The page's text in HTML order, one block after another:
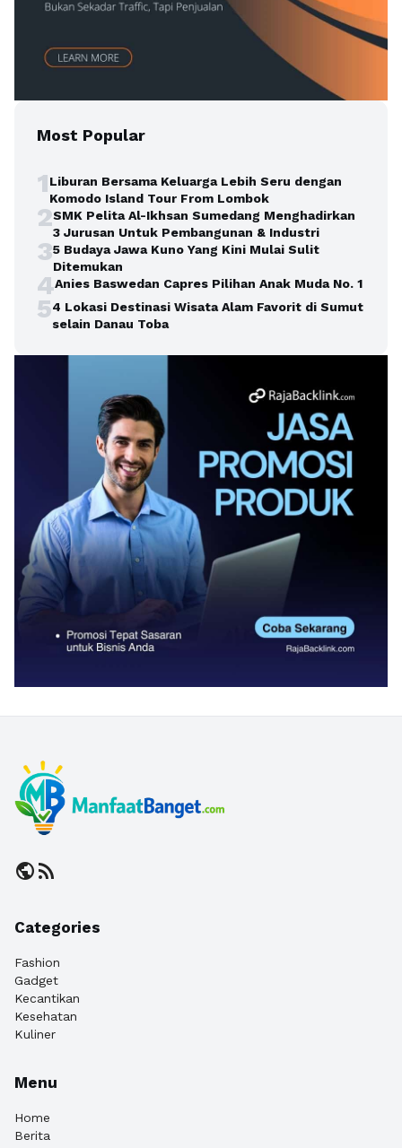
Most Popular
1Liburan Bersama Keluarga Lebih Seru dengan
Komodo Island Tour From Lombok
2SMK Pelita Al-Ikhsan Sumedang Menghadirkan
3 Jurusan Untuk Pembangunan & Industri
35 Budaya Jawa Kuno Yang Kini Mulai Sulit
Ditemukan
4Anies Baswedan Capres Pilihan Anak Muda No. 1
54 Lokasi Destinasi Wisata Alam Favorit di Sumut
selain Danau Toba
publicrss_feed
Categories
Fashion
Gadget
Kecantikan
Kesehatan
Kuliner
Menu
Home
Berita